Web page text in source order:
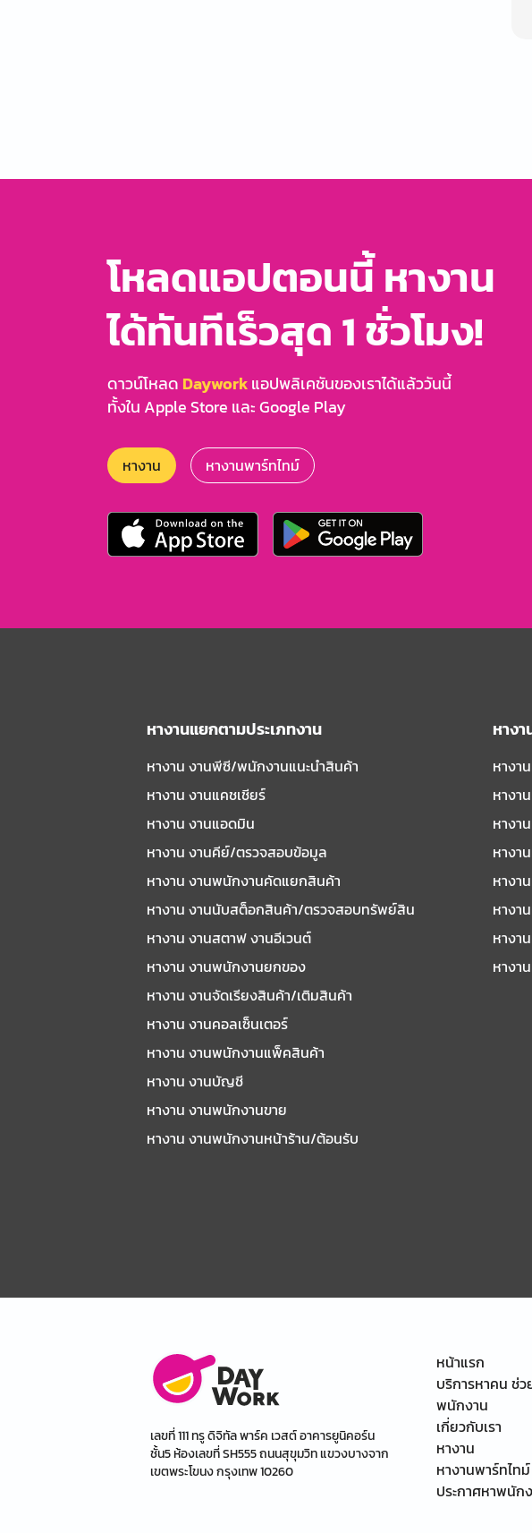
โหลดแอปตอนนี้ หางาน
ได้ทันทีเร็วสุด 1 ชั่วโมง!
ดาวน์โหลด Dayworkแอปพลิเคชันของเราได้แล้ววันนี้
ทั้งใน Apple Store และ Google Play
หางาน หางานพาร์ทไทม์
หางานแยกตามประเภทงาน
หางาน งานพีซี/พนักงานแนะนําสินค้า
หางาน งานแคชเชียร์
หางาน งานแอดมิน
หางาน งานคีย์/ตรวจสอบข้อมูล
หางาน งานพนักงานคัดแยกสินค้า
หางาน งานนับสต็อกสินค้า/ตรวจสอบทรัพย์สิน
หางาน งานสตาฟ งานอีเวนต์
หางาน งานพนักงานยกของ
หางาน งานจัดเรียงสินค้า/เติมสินค้า
หางาน งานคอลเซ็นเตอร์
หางาน งานพนักงานแพ็คสินค้า
หางาน งานบัญชี
หางาน งานพนักงานขาย
หางาน งานพนักงานหน้าร้าน/ต้อนรับ
หาง
หางา
หางา
หางา
หางา
หางา
หางา
หางา
หางา
เลขที่ 111 ทรู ดิจิทัล พาร์ค เวสต์ อาคารยูนิคอร์น
ชั้น5 ห้องเลขที่ SH555 ถนนสุขุมวิท แขวงบางจาก
เขตพระโขนง กรุงเทพ 10260
หน้าแรก
บริการหาคน ช่
พนักงาน
เกี่ยวกับเรา
หางาน
หางานพาร์ทไทม์
ประกาศหาพนัก